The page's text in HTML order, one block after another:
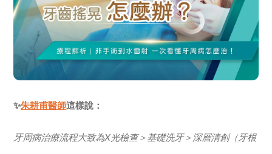
✨朱耕甫醫師這樣說：
牙周病治療流程大致為X光檢查＞基礎洗牙＞深層清創（牙根